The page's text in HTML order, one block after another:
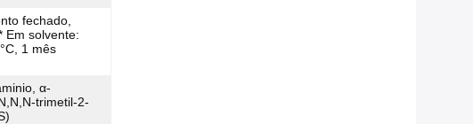
fechado,
Em solvente:
1 mês
α-
trimetil-2-